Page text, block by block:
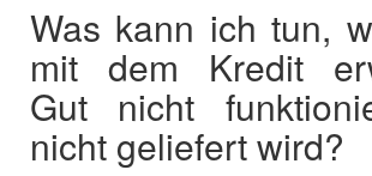
Was kann ich tun,
mit dem Kredit
Gut nicht
nicht geliefert wird?